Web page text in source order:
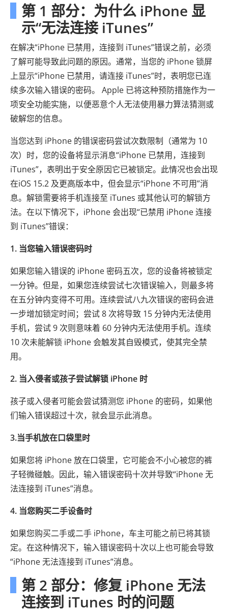
第 1 部分：为什么 iPhone 显
示“无法连接 iTunes”
在解决“iPhone 已禁用，连接到 iTunes”错误之前，必须
了解可能导致此问题的原因。通常，当您的 iPhone 锁屏
上显示“iPhone 已禁用，请连接 iTunes”时，表明您已连
续多次输入错误的密码。 Apple 已将这种预防措施作为一
项安全功能实施，以便恶意个人无法使用暴力算法猜测或
破解您的信息。
当您达到 iPhone 的错误密码尝试次数限制（通常为 10
次）时，您的设备将显示消息“iPhone 已禁用，连接到
iTunes”，表明出于安全原因它已被锁定。此情况也会出现
在iOS 15.2 及更高版本中，但会显示“iPhone 不可用”消
息。解锁需要将手机连接至 iTunes 或其他认可的解锁方
法。在以下情况下，iPhone 会出现“已禁用 iPhone 连接
到 iTunes”错误：
1. 当您输入错误密码时
如果您输入错误的 iPhone 密码五次，您的设备将被锁定
一分钟。但是，如果您连续尝试七次错误输入，则最多将
在五分钟内变得不可用。连续尝试八九次错误的密码会进
一步增加锁定时间；尝试 8 次将导致 15 分钟内无法使用
手机，尝试 9 次则意味着 60 分钟内无法使用手机。连续
10 次未能解锁 iPhone 会触发其自毁模式，使其完全禁
用。
2. 当入侵者或孩子尝试解锁 iPhone 时
孩子或入侵者可能会尝试猜测您 iPhone 的密码，如果他
们输入错误超过十次，就会显示此消息。
3.当手机放在口袋里时
如果您将 iPhone 放在口袋里，它可能会不小心被您的裤
子轻微碰触。因此，输入错误密码十次并导致“iPhone 无
法连接到 iTunes”消息。
4. 当您购买二手设备时
如果您购买二手或二手 iPhone，车主可能之前已将其锁
定。在这种情况下，输入错误密码十次以上也可能会导致
“iPhone 无法连接到 iTunes”消息。
第 2 部分：修复 iPhone 无法
连接到 iTunes 时的问题